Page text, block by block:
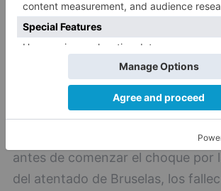
fallecidos en el accidente de
Tarragona y el fallecimiento
Cruyff.
Craig Pawson
Incidencias:10.000 personas
del Plantío. Se guardó un minuto
antes de comenzar el choque por
del atentado de Bruselas, los